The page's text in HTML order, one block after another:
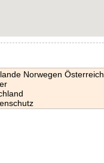
Norwegen Österreich